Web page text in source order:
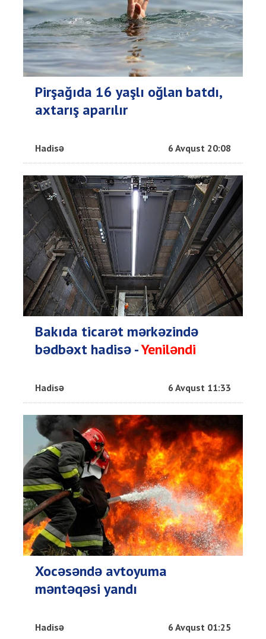
Pirşağıda 16 yaşlı oğlan batdı,
axtarış aparılır
Hadisə 6 Avqust 20:08
Bakıda ticarət mərkəzində
bədbəxt hadisə -Yeniləndi
Hadisə 6 Avqust 11:33
Xocəsəndə avtoyuma
məntəqəsi yandı
Hadisə 6 Avqust 01:25